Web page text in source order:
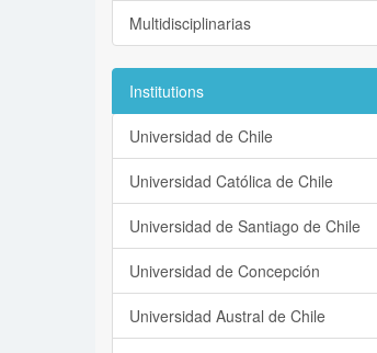
Multidisciplinarias
Institutions
Universidad de Chile
Universidad Católica de Chile
Universidad de Santiago de Chile
Universidad de Concepción
Universidad Austral de Chile